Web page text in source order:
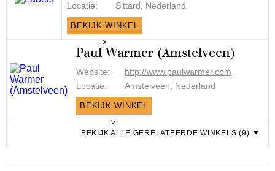
Locatie:
Sittard, Nederland
BEKIJK WINKEL
>
Paul Warmer (Amstelveen)
Website:
http://www.paulwarmer.com
Locatie:
Amstelveen, Nederland
BEKIJK WINKEL
>
BEKIJK ALLE GERELATEERDE WINKELS (9)